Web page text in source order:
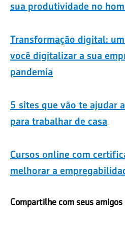
sua produtividade no
Transformação digital:
você digitalizar a sua
pandemia
5 sites que vão te ajudar
para trabalhar de casa
Cursos online com
melhorar a
Compartilhe com seus amigos